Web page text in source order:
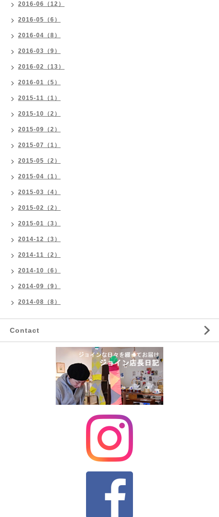
2016-06（12）
2016-05（6）
2016-04（8）
2016-03（9）
2016-02（13）
2016-01（5）
2015-11（1）
2015-10（2）
2015-09（2）
2015-07（1）
2015-05（2）
2015-04（1）
2015-03（4）
2015-02（2）
2015-01（3）
2014-12（3）
2014-11（2）
2014-10（6）
2014-09（9）
2014-08（8）
Contact